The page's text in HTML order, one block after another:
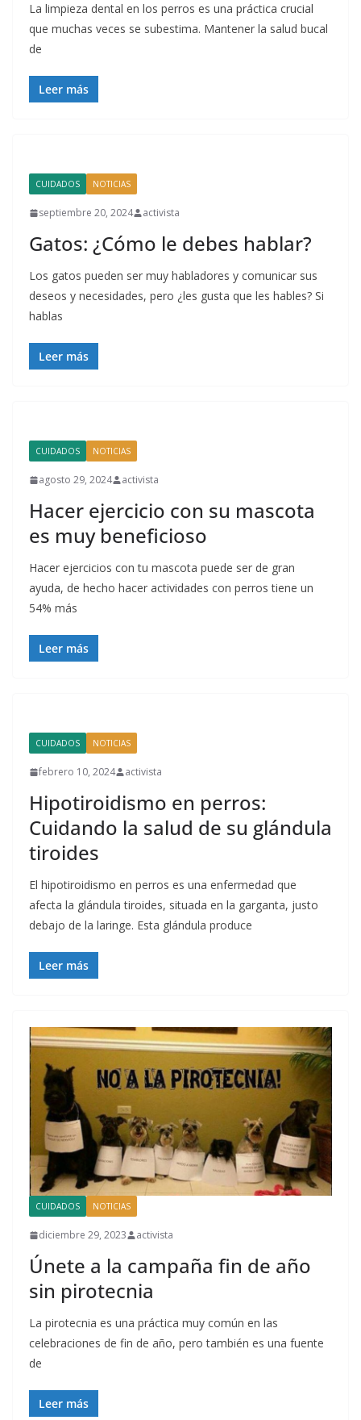
La limpieza dental en los perros es una práctica crucial
que muchas veces se subestima. Mantener la salud bucal
de
Leer más
CUIDADOS NOTICIAS
septiembre 20, 2024 activista
Gatos: ¿Cómo le debes hablar?
Los gatos pueden ser muy habladores y comunicar sus
deseos y necesidades, pero ¿les gusta que les hables? Si
hablas
Leer más
CUIDADOS NOTICIAS
agosto 29, 2024 activista
Hacer ejercicio con su mascota
es muy beneficioso
Hacer ejercicios con tu mascota puede ser de gran
ayuda, de hecho hacer actividades con perros tiene un
54% más
Leer más
CUIDADOS NOTICIAS
febrero 10, 2024 activista
Hipotiroidismo en perros:
Cuidando la salud de su glándula
tiroides
El hipotiroidismo en perros es una enfermedad que
afecta la glándula tiroides, situada en la garganta, justo
debajo de la laringe. Esta glándula produce
Leer más
CUIDADOS NOTICIAS
diciembre 29, 2023 activista
Únete a la campaña fin de año
sin pirotecnia
La pirotecnia es una práctica muy común en las
celebraciones de fin de año, pero también es una fuente
de
Leer más